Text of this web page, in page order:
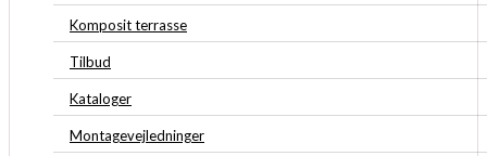
Komposit terrasse
Tilbud
Kataloger
Montagevejledninger